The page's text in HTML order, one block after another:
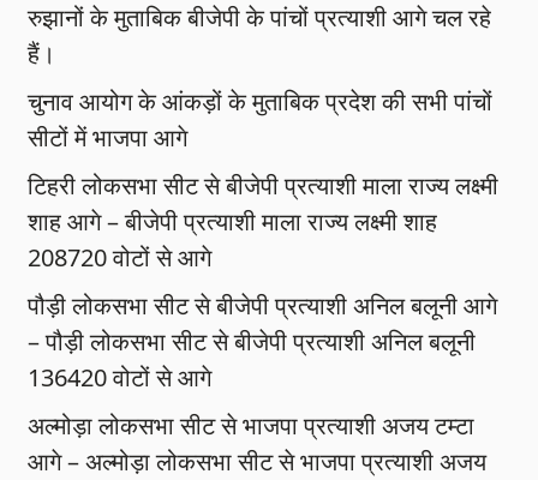
रुझानों के मुताबिक बीजेपी के पांचों प्रत्याशी आगे चल रहे
हैं।
चुनाव आयोग के आंकड़ों के मुताबिक प्रदेश की सभी पांचों
सीटों में भाजपा आगे
टिहरी लोकसभा सीट से बीजेपी प्रत्याशी माला राज्य लक्ष्मी
शाह आगे – बीजेपी प्रत्याशी माला राज्य लक्ष्मी शाह
208720 वोटों से आगे
पौड़ी लोकसभा सीट से बीजेपी प्रत्याशी अनिल बलूनी आगे
– पौड़ी लोकसभा सीट से बीजेपी प्रत्याशी अनिल बलूनी
136420 वोटों से आगे
अल्मोड़ा लोकसभा सीट से भाजपा प्रत्याशी अजय टम्टा
आगे – अल्मोड़ा लोकसभा सीट से भाजपा प्रत्याशी अजय